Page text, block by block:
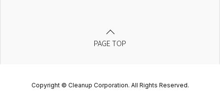
PAGE TOP
Copyright © Cleanup Corporation. All Rights Reserved.